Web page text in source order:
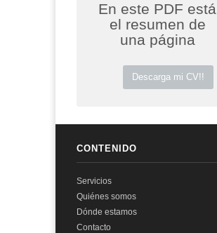
En este PDF está
el resumen de
una página
Descarga mi CV!!
CONTENIDO
Servicios
Quiénes somos
Dónde estamos
Contacto